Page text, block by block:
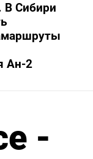
В Сибири
Ан-2
-